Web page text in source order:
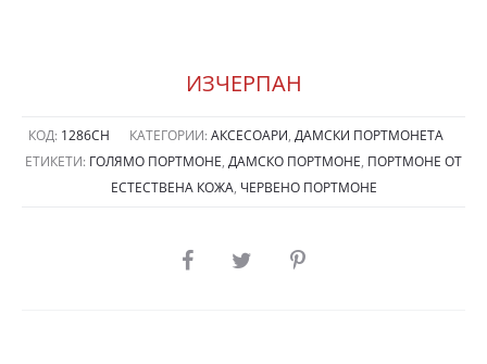
ИЗЧЕРПАН
КОД: 1286СН КАТЕГОРИИ: АКСЕСОАРИ, ДАМСКИ ПОРТМОНЕТА
ЕТИКЕТИ: ГОЛЯМО ПОРТМОНЕ, ДАМСКО ПОРТМОНЕ, ПОРТМОНЕ ОТ
ЕСТЕСТВЕНА КОЖА, ЧЕРВЕНО ПОРТМОНЕ
SHARE